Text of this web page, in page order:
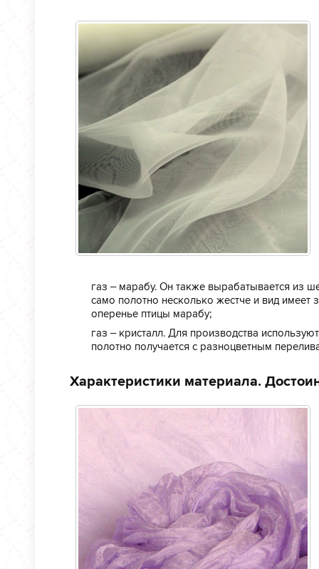
газ – марабу. Он также вырабатывается из
само полотно несколько жестче и вид имеет
оперенье птицы марабу;
газ – кристалл. Для производства
полотно получается с разноцветным
Характеристики материала.